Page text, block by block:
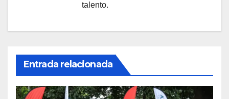
talento.
Entrada relacionada